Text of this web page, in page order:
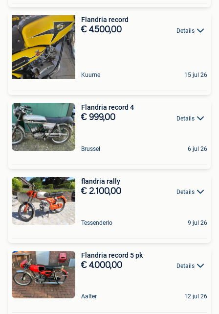
Flandria record
€ 4.500,00 Details
Kuurne 15 jul 26
Flandria record 4
€ 999,00 Details
Brussel 6 jul 26
flandria rally
€ 2.100,00 Details
Tessenderlo 9 jul 26
Flandria record 5 pk
€ 4.000,00 Details
Aalter 12 jul 26